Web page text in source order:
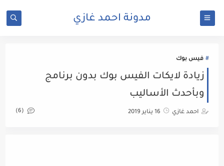
مدونة احمد غازي
فيس بوك
زيادة لايكات الفيس بوك بدون برنامج
وبأحدث الأساليب
احمد غازي 16 يناير 2019 (6)